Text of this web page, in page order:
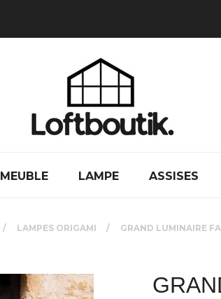
MEUBLE LAMPE ASSISES
LAMPES ORIGAMI GRAND LUMINAIRE